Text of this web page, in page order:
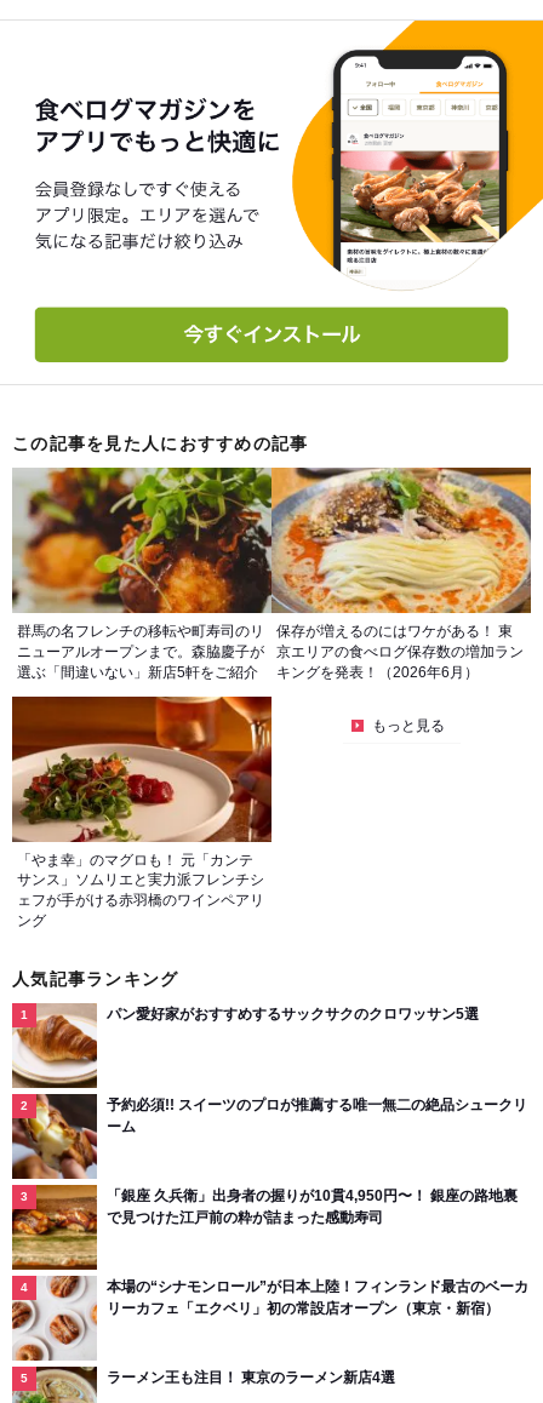
この記事を見た人におすすめの記事
群馬の名フレンチの移転や町寿司のリ
ニューアルオープンまで。森脇慶子が
選ぶ「間違いない」新店5軒をご紹介
保存が増えるのにはワケがある！ 東
京エリアの食べログ保存数の増加ラン
キングを発表！（2026年6月）
「やま幸」のマグロも！ 元「カンテ
サンス」ソムリエと実力派フレンチシ
ェフが手がける赤羽橋のワインペアリ
ング
もっと見る
人気記事ランキング
パン愛好家がおすすめするサックサクのクロワッサン5選
予約必須!! スイーツのプロが推薦する唯一無二の絶品シュークリ
ーム
「銀座 久兵衛」出身者の握りが10貫4,950円〜！ 銀座の路地裏
で見つけた江戸前の粋が詰まった感動寿司
本場の“シナモンロール”が日本上陸！フィンランド最古のベーカ
リーカフェ「エクベリ」初の常設店オープン（東京・新宿）
ラーメン王も注目！ 東京のラーメン新店4選